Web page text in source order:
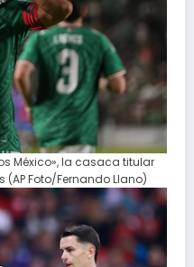
México», la casaca titular
Foto/Fernando Llano)